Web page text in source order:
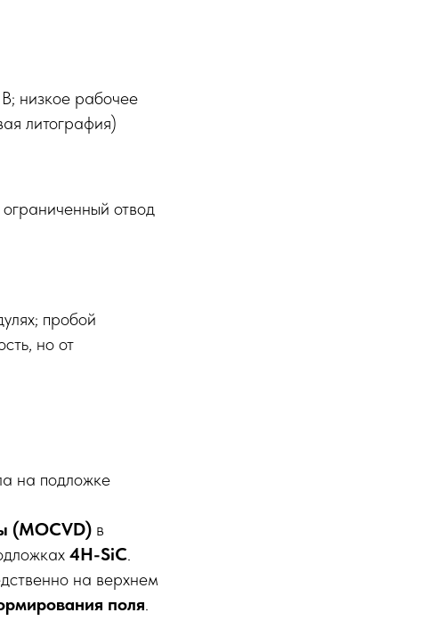
низкое рабочее
литография)
отвод
пробой
но от
на подложке
(MOCVD) в
4H-SiC.
на верхнем
поля.